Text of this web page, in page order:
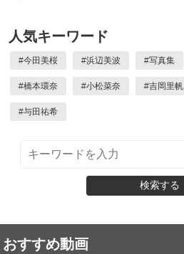
人気キーワード
#今田美桜 #浜辺美波 #写真集
#橋本環奈 #小松菜奈 #吉岡里帆
#与田祐希
検索する
おすすめ動画